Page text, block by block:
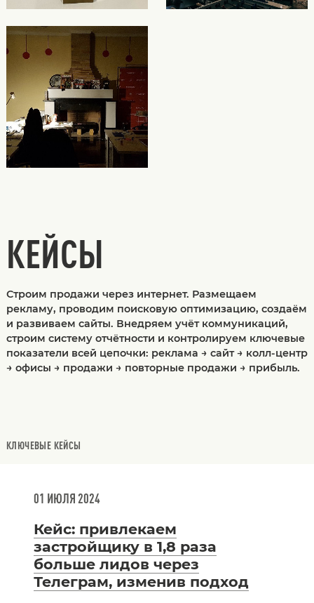
КЕЙСЫ
Строим продажи через интернет. Размещаем
рекламу, проводим поисковую оптимизацию, создаём
и развиваем сайты. Внедряем учёт коммуникаций,
строим систему отчётности и контролируем ключевые
показатели всей цепочки: реклама → сайт → колл-центр
→ офисы → продажи → повторные продажи → прибыль.
КЛЮЧЕВЫЕ КЕЙСЫ
Кейс: привлекаем
застройщику в 1,8 раза
больше лидов через
Телеграм, изменив подход
01 ИЮЛЯ 2024